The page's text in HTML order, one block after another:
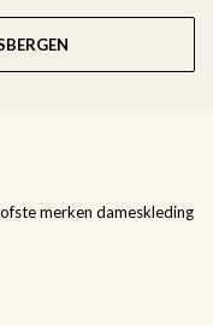
merken dameskleding